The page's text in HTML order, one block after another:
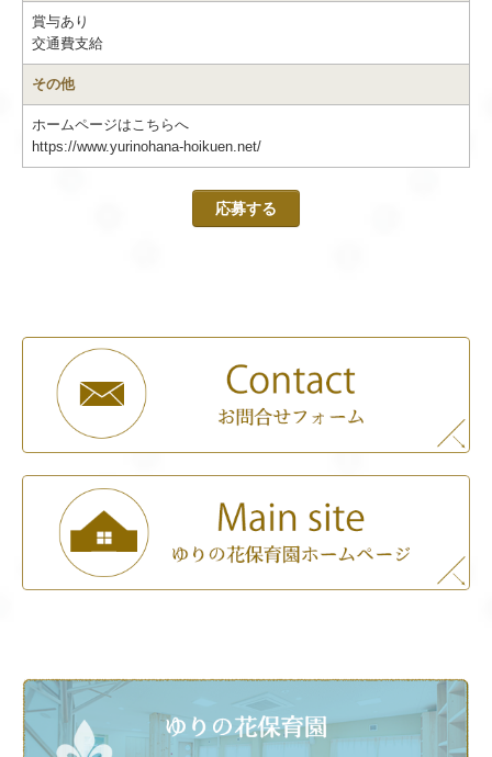
賞与あり
交通費支給
その他
ホームページはこちらへ
https://www.yurinohana-hoikuen.net/
応募する